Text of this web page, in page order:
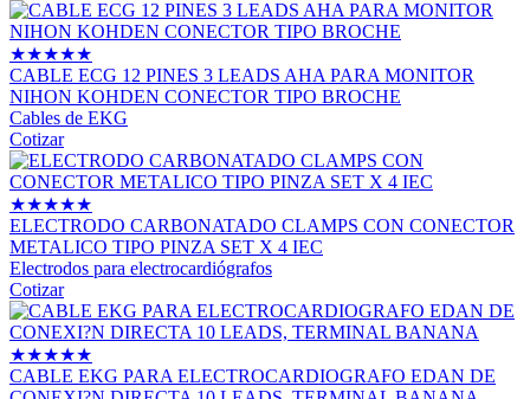
★★★★★
CABLE ECG 12 PINES 3 LEADS AHA PARA MONITOR
NIHON KOHDEN CONECTOR TIPO BROCHE
Cables de EKG
Cotizar
★★★★★
ELECTRODO CARBONATADO CLAMPS CON CONECTOR
METALICO TIPO PINZA SET X 4 IEC
Electrodos para electrocardiógrafos
Cotizar
★★★★★
CABLE EKG PARA ELECTROCARDIOGRAFO EDAN DE